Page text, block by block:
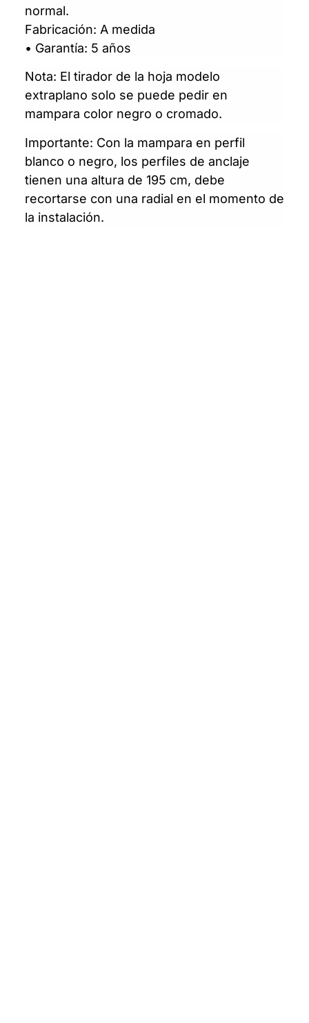
normal.
Fabricación: A medida
• Garantía: 5 años
Nota: El tirador de la hoja modelo
extraplano solo se puede pedir en
mampara color negro o cromado.
Importante: Con la mampara en perfil
blanco o negro, los perfiles de anclaje
tienen una altura de 195 cm, debe
recortarse con una radial en el momento de
la instalación.